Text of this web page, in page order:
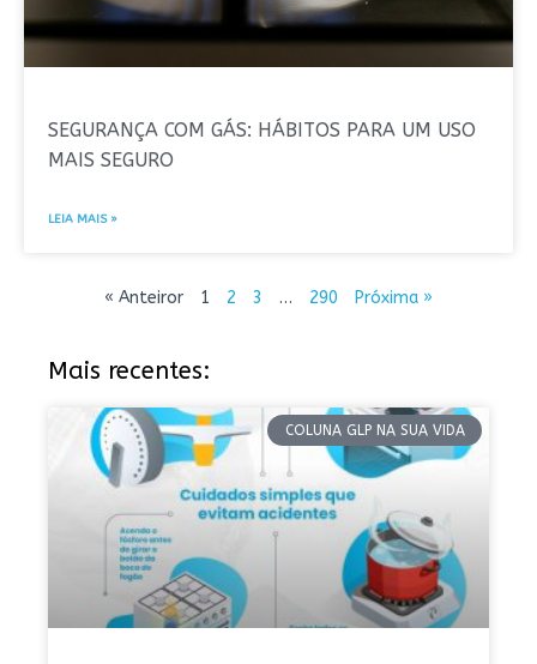
SEGURANÇA COM GÁS: HÁBITOS PARA UM USO
MAIS SEGURO
LEIA MAIS »
« Anteiror 1 2 3 … 290 Próxima »
Mais recentes:
COLUNA GLP NA SUA VIDA